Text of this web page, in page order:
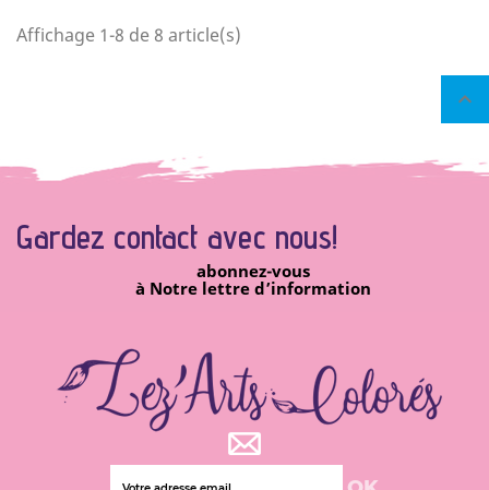
Affichage 1-8 de 8 article(s)

Gardez contact avec nous!
abonnez-vous
à Notre lettre d’information